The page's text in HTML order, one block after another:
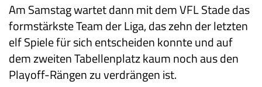
Am Samstag wartet dann mit dem VFL Stade das
formstärkste Team der Liga, das zehn der letzten
elf Spiele für sich entscheiden konnte und auf
dem zweiten Tabellenplatz kaum noch aus den
Playoff-Rängen zu verdrängen ist.